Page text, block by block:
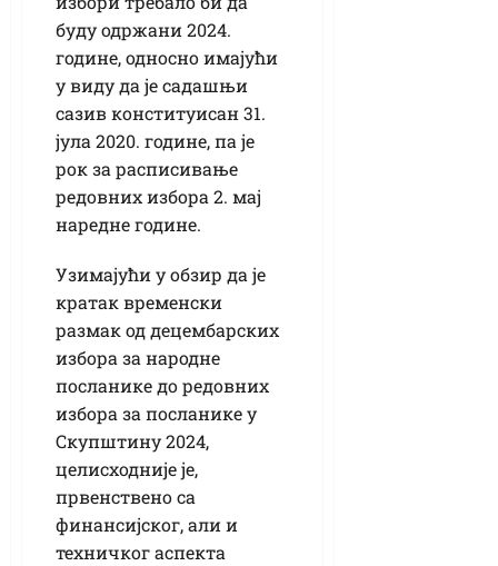
буду одржани 2024.
године, односно имајући
у виду да је садашњи
сазив конституисан 31.
јула 2020. године, па је
рок за расписивање
редовних избора 2. мај
наредне године.
Узимајући у обзир да је
кратак временски
размак од децембарских
избора за народне
посланике до редовних
избора за посланике у
Скупштину 2024,
целисходније је,
првенствено са
финансијског, али и
техничког аспекта